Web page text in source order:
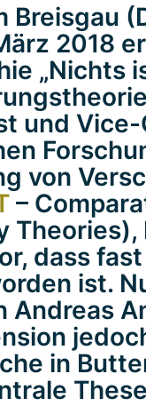
Breisgau
2018
„Nichts
und
von
–
Theories),
dass
ist.
Andreas
in